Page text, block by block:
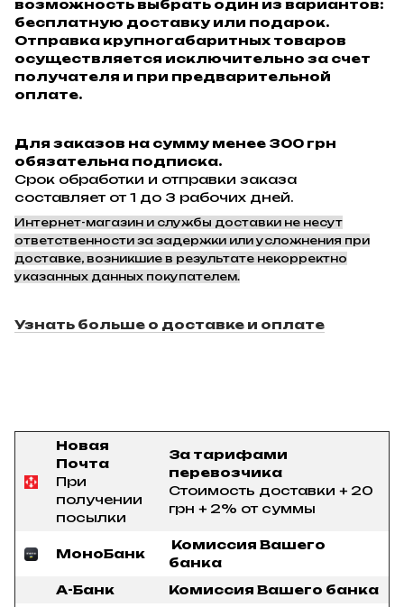
возможность выбрать один из вариантов:
бесплатную доставку или подарок.
Отправка крупногабаритных товаров
осуществляется исключительно за счет
получателя и при предварительной
оплате.
Для заказов на сумму менее 300 грн
обязательна подписка.
Срок обработки и отправки заказа
составляет от 1 до 3 рабочих дней.
Интернет-магазин и службы доставки не несут
ответственности за задержки или усложнения при
доставке, возникшие в результате некорректно
указанных данных покупателем.
Узнать больше о доставке и оплате
Новая
Почта
При
получении
посылки
За тарифами
перевозчика
Стоимость доставки + 20
грн + 2% от суммы
МоноБанк
Комиссия Вашего
банка
А-Банк
Комиссия Вашего банка